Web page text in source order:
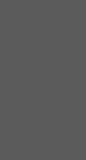
कित्ताकाट पूर्ण रूपमा
मुद्दा सुरुदेखि नै